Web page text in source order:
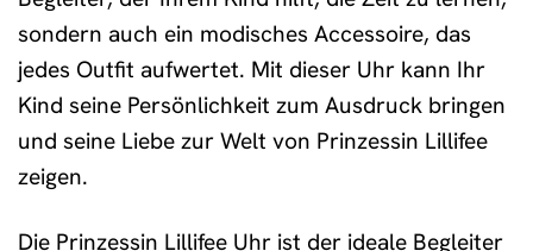
sondern auch ein modisches Accessoire, das
jedes Outfit aufwertet. Mit dieser Uhr kann Ihr
Kind seine Persönlichkeit zum Ausdruck bringen
und seine Liebe zur Welt von Prinzessin Lillifee
zeigen.
Die Prinzessin Lillifee Uhr ist der ideale Begleiter